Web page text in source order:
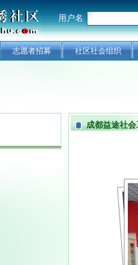
用户名
志愿者招募 社区社会组织
成都益途社会